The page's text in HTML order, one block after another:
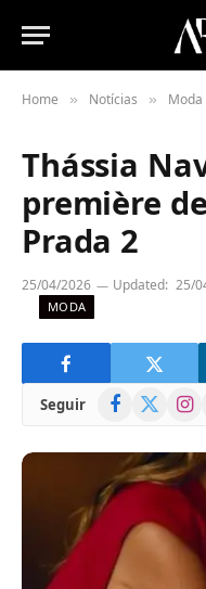
Home » Notícias » Moda
Thássia
première
Prada 2
25/04/2026 Updated: 25/
MODA
Seguir Facebook
(Twitter)